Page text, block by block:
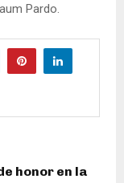
Pardo.
honor en la